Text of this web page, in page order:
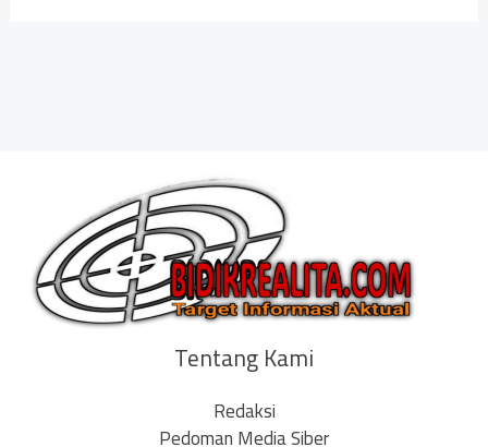
Tentang Kami
Redaksi
Pedoman Media Siber